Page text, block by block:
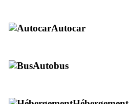
Autocar
Autobus